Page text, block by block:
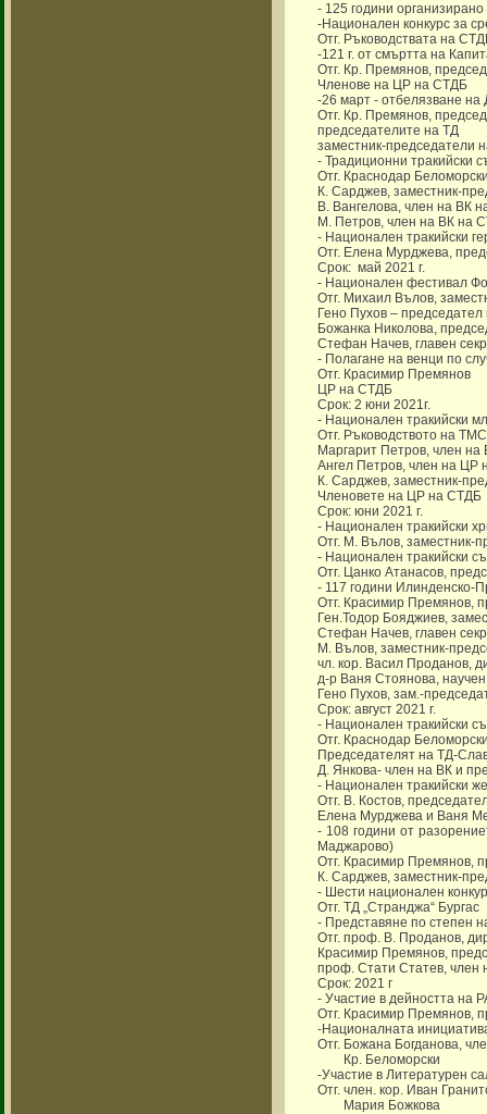
- 125 години
-Национален конкурс за
Отг. Ръководствата на
-121 г. от смъртта на
Отг. Кр. Премянов,
Членове на ЦР на СТДБ
-26 март - отбелязване на
Отг. Кр. Премянов,
председателите на ТД
заместник-председатели
- Традиционни тракийски
Отг. Краснодар
К. Сарджев, заместник-
В. Вангелова, член на ВК
М. Петров, член на ВК на
- Национален тракийски
Отг. Елена Мурджева,
Срок: май 2021 г.
- Национален фестивал
Отг. Михаил Вълов,
Гено Пухов – председател
Божанка Николова,
Стефан Начев, главен
- Полагане на венци по
Отг. Красимир Премянов
ЦР на СТДБ
Срок: 2 юни 2021г.
- Национален тракийски
Отг. Ръководството на
Маргарит Петров, член
Ангел Петров, член на ЦР
К. Сарджев, заместник-
Членовете на ЦР на СТДБ
Срок: юни 2021 г.
- Национален тракийски
Отг. М. Вълов, заместник-
- Национален тракийски
Отг. Цанко Атанасов,
- 117 години Илинденско-
Отг. Красимир Премянов,
Ген.Тодор Бояджиев,
Стефан Начев, главен
М. Вълов, заместник-
чл. кор. Васил Проданов,
д-р Ваня Стоянова,
Гено Пухов, зам.-
Срок: август 2021 г.
- Национален тракийски
Отг. Краснодар
Председателят на ТД-
Д. Янкова- член на ВК и
- Национален тракийски
Отг. В. Костов,
Елена Мурджева и Ваня
- 108 години от
Маджарово)
Отг. Красимир Премянов,
К. Сарджев, заместник-
- Шести национален
Отг. ТД „Странджа“ Бургас
- Представяне по степен
Отг. проф. В. Проданов,
Красимир Премянов,
проф. Стати Статев,
Срок: 2021 г
- Участие в дейността на
Отг. Красимир Премянов,
-Националната
Отг. Божана Богданова,
Кр. Беломорски
-Участие в Литературен
Отг. член. кор. Иван
Мария Божкова